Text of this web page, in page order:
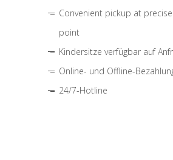
Convenient pickup at
point
Kindersitze verfügbar auf
Online- und Offline-
24/7-Hotline